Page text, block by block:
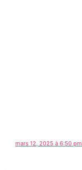
mars 12, 2025 à 6:50 pm